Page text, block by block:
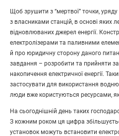
Щоб зрушити з “мертвої” точки,
з власниками станцій, в основі яких
відновлюваних джерел енергії.
електролізерами та паливними
й про юридичну сторону даного
завдання – розробити та прийняти
накопичення електричної енергії.
застосувати для використання
люди вже користуються ресурсами,
На сьогоднішній день таких
З кожним роком ця цифра
установок можуть встановити